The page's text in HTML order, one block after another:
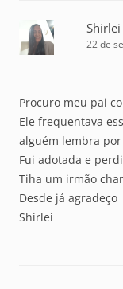
22 de
Procuro meu pai
Ele frequentava
alguém lembra
Fui adotada e
Tiha um irmão
Desde já agradeço
Shirlei